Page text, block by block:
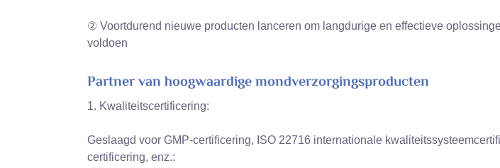
② Voortdurend nieuwe producten lanceren om langdurige en effectieve
voldoen
Partner van hoogwaardige mondverzorgingsproducten
1. Kwaliteitscertificering:
Geslaagd voor GMP-certificering, ISO 22716 internationale
certificering, enz.: